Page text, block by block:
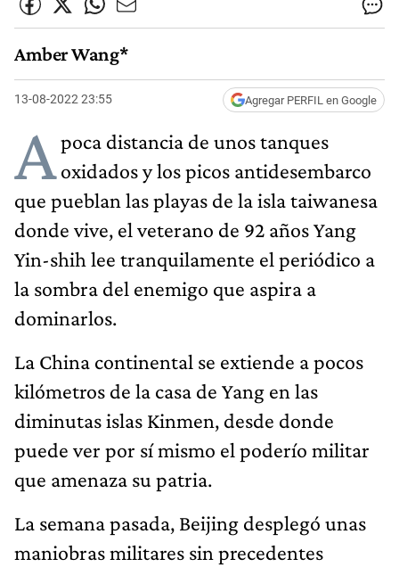
Amber Wang*
13-08-2022 23:55 Agregar PERFIL en Google
Apoca distancia de unos tanques
oxidados y los picos antidesembarco
que pueblan las playas de la isla taiwanesa
donde vive, el veterano de 92 años Yang
Yin-shih lee tranquilamente el periódico a
la sombra del enemigo que aspira a
dominarlos.
La China continental se extiende a pocos
kilómetros de la casa de Yang en las
diminutas islas Kinmen, desde donde
puede ver por sí mismo el poderío militar
que amenaza su patria.
La semana pasada, Beijing desplegó unas
maniobras militares sin precedentes